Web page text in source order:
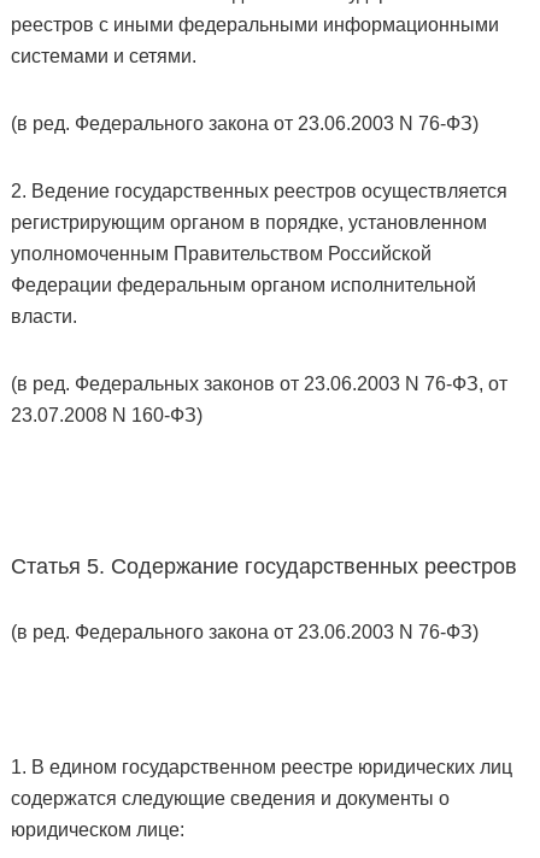
реестров с иными федеральными информационными
системами и сетями.
(в ред. Федерального закона от 23.06.2003 N 76-ФЗ)
2. Ведение государственных реестров осуществляется
регистрирующим органом в порядке, установленном
уполномоченным Правительством Российской
Федерации федеральным органом исполнительной
власти.
(в ред. Федеральных законов от 23.06.2003 N 76-ФЗ, от
23.07.2008 N 160-ФЗ)
Статья 5. Содержание государственных реестров
(в ред. Федерального закона от 23.06.2003 N 76-ФЗ)
1. В едином государственном реестре юридических лиц
содержатся следующие сведения и документы о
юридическом лице: